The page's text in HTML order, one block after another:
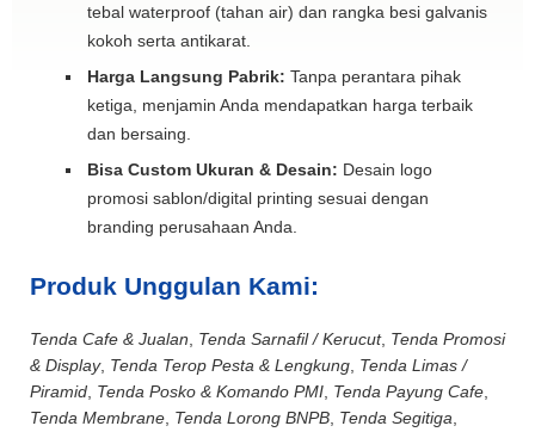
tebal waterproof (tahan air) dan rangka besi galvanis
kokoh serta antikarat.
Harga Langsung Pabrik: Tanpa perantara pihak
ketiga, menjamin Anda mendapatkan harga terbaik
dan bersaing.
Bisa Custom Ukuran & Desain: Desain logo
promosi sablon/digital printing sesuai dengan
branding perusahaan Anda.
Produk Unggulan Kami:
Tenda Cafe & Jualan Tenda Sarnafil / Kerucut, Tenda Promosi
& Display, Tenda Terop Pesta & Lengkung Tenda Limas /
Piramid Tenda Posko & Komando PMI Tenda Payung Cafe
Tenda Membrane Tenda Lorong BNPB Tenda Segitiga